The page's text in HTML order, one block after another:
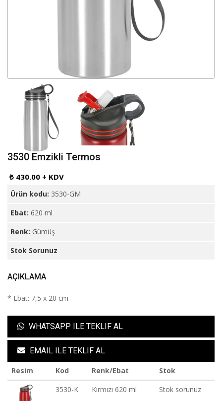
3530 Emzikli Termos
₺ 430.00 + KDV
Ürün kodu: 3530-GM
Ebat: 620 ml
Renk: Gümüş
Stok Sorunuz
AÇIKLAMA
* Ebat: 7,5 x 20 cm
WHATSAPP ILE TEKLIF AL
EMAIL ILE TEKLIF AL
Resim Kod Renk/Ebat
Stok
3530-K
Kırmızı 620 ml Stok sorunuz